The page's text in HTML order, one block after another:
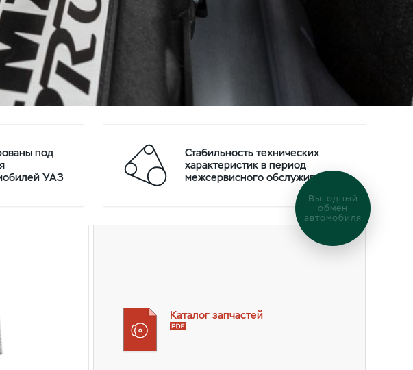
под
УАЗ
Стабильность технических
характеристик в период
межсервисного обслуживания
Каталог запчастей
Выгодный
обмен
автомобиля